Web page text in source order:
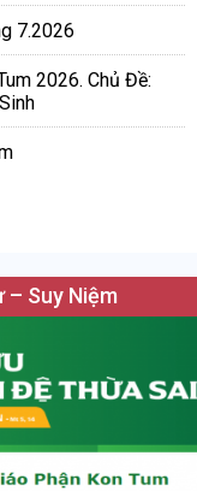
7.2026
2026. Chủ Đề:
– Suy Niệm